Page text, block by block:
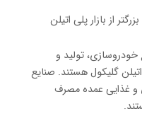
از بازار پلی اتیلن
خودروسازی، تولید و
گلیکول هستند. صنایع
و غذایی عمده مصرف